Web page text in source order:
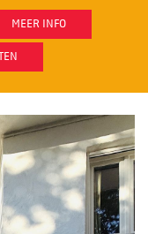
MEER INFO